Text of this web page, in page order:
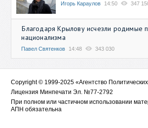
Игорь Караулов 14:50 347
Благодаря Крылову исчезли родимые
национализма
Павел Святенков 14:48 343 030
Copyright © 1999-2025 «Агентство
Лицензия Минпечати Эл. №77-2792
При полном или частичном использовании
АПН обязательна